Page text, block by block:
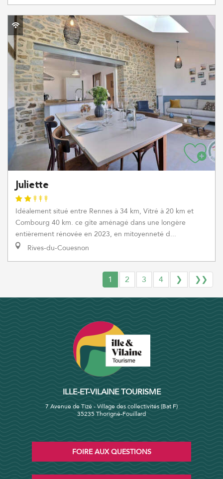
Juliette
Idéalement situé entre Rennes à 34 km, Vitré à 20 km et
Combourg 40 km. ce gîte aménagé dans une longère
entièrement rénovée en 2023, en mitoyenneté d...
Rives-du-Couesnon
1 2 3 4 ❯ ❯❯
ILLE-ET-VILAINE TOURISME
7 Avenue de Tizé - Village des collectivités (Bat F)
35235 Thorigné-Fouillard
FOIRE AUX QUESTIONS